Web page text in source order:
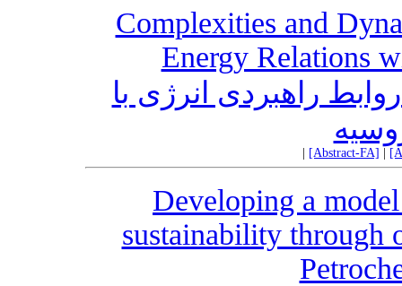
Complexities and
Energy Relations
راهبردی انرژی با
[Abstract-FA]
Developing a
sustainability through